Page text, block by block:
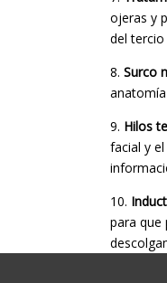
ojeras y
del
8. Surco
9. Hilos
facial y
10.
para que